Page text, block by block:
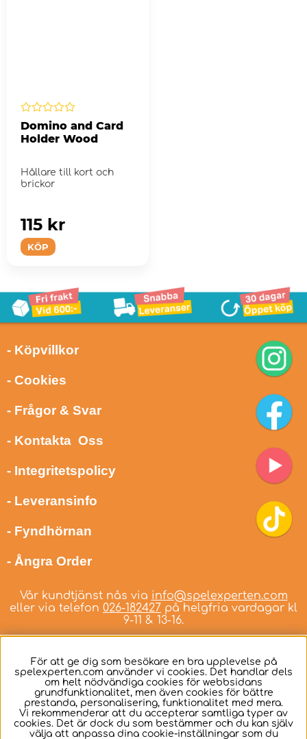
Domino and Card
Holder Wood
Hållare till kort och
brickor
KÖP
115 kr
- Köpvillkor
- Cookies
- Frågor & Svar
- Kontakta Oss
- Integritetspolicy
- Leveransinfo
- Fyndhörnan
- Ångra Order
Vår kundtjänst nås via info@spelexperten.com
eller via telefon 026-182427 på helgfria vardagar kl
9-11 & 13-16.
Svenska
För att ge dig som besökare en bra upplevelse på
spelexperten.com använder vi cookies. Det handlar dels
om helt nödvändiga cookies för webbsidans
grundfunktionalitet, men även cookies för bättre
prestanda, personalisering, funktionalitet med mera.
Vi rekommenderar att du accepterar samtliga typer av
cookies. Det är dock du som bestämmer och du kan själv
välja att anpassa dina cookie-inställningar som du